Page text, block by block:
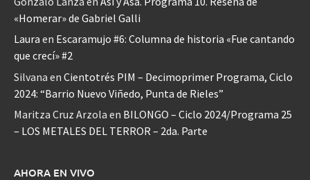
«Homerar» de Gabriel Galli
Laura en Escaramujo #6: Columna de historia «Fue cantando
que crecí» #2
Silvana en Cientotrés PIM – Decimoprimer Programa, Ciclo
2024: “Barrio Nuevo Viñedo, Punta de Rieles”
Maritza Cruz Arzola en BILONGO – Ciclo 2024/Programa 25
– LOS METALES DEL TERROR – 2da. Parte
AHORA EN VIVO